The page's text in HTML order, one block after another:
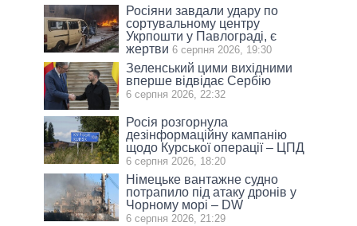
Росіяни завдали удару по
сортувальному центру
Укрпошти у Павлограді, є
жертви 6 серпня 2026, 19:30
Зеленський цими вихідними
вперше відвідає Сербію
6 серпня 2026, 22:32
Росія розгорнула
дезінформаційну кампанію
щодо Курської операції – ЦПД
6 серпня 2026, 18:20
Німецьке вантажне судно
потрапило під атаку дронів у
Чорному морі – DW
6 серпня 2026, 21:29